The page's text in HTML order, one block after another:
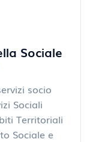
Sociale
socio
Sociali
Territoriali
Sociale e